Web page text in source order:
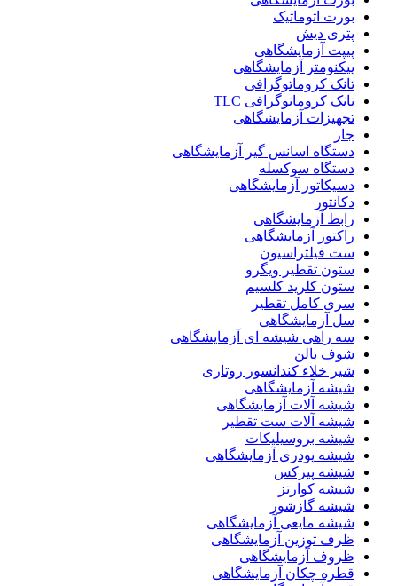
بورت اتوماتیک
پتری دیش
پیپت آزمایشگاهی
پیکنومتر آزمایشگاهی
تانک کروماتوگرافی
تانک کروماتوگرافی TLC
تجهیزات آزمایشگاهی
جار
دستگاه اسانس گیر آزمایشگاهی
دستگاه سوکسله
دسیکاتور آزمایشگاهی
دکانتور
رابط آزمایشگاهی
راکتور آزمایشگاهی
ست فیلتراسیون
ستون تقطیر ویگرو
ستون کلرید کلسیم
سری کامل تقطیر
سل آزمایشگاهی
سه راهی شیشه ای آزمایشگاهی
شوف بالن
شیر خلاء کندانسور روتاری
شیشه آزمایشگاهی
شیشه آلات آزمایشگاهی
شیشه آلات ست تقطیر
شیشه بروسیلیکات
شیشه پودری آزمایشگاهی
شیشه پیرکس
شیشه کوارتز
شیشه گازشور
شیشه مایعی آزمایشگاهی
ظرف توزین آزمایشگاهی
ظروف آزمایشگاهی
قطره چکان آزمایشگاهی